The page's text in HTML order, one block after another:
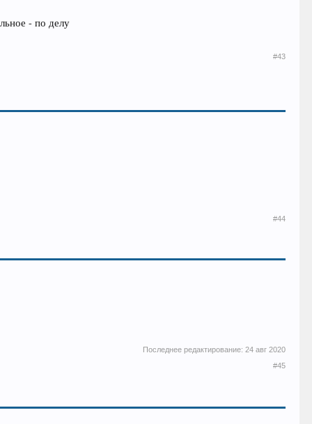
- по делу
#43
#44
Последнее редактирование: 24 авг 2020
#45